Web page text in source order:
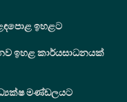
ඉහළට
ඉහළ කාර්යසාධනයක්
මණ්ඩලයට